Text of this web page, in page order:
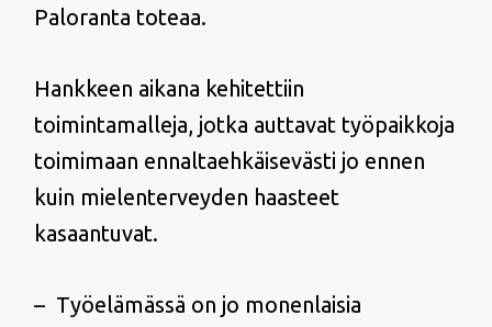
Paloranta toteaa.
Hankkeen aikana kehitettiin
toimintamalleja, jotka auttavat työpaikkoja
toimimaan ennaltaehkäisevästi jo ennen
kuin mielenterveyden haasteet
kasaantuvat.
– Työelämässä on jo monenlaisia